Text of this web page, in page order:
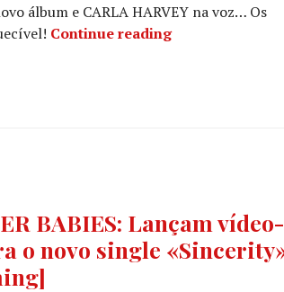
álbum e CARLA HARVEY na voz… Os
Continue readingCARLA
BABIES: Lançam vídeo-
o novo single